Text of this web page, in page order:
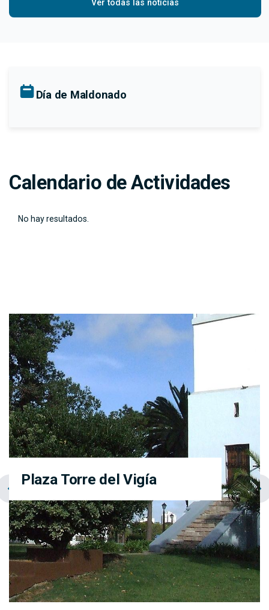
Ver todas las noticias
Día de Maldonado
Calendario de Actividades
No hay resultados.
Plaza Torre del Vigía
chevron_left navigate_next